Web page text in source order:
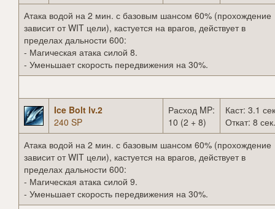
Атака водой на 2 мин. с базовым шансом 60% (прохождение
зависит от WIT цели), кастуется на врагов, действует в
пределах дальности 600:
- Магическая атака силой 8.
- Уменьшает скорость передвижения на 30%.
Ice Bolt lv.2
240 SP
Расход MP:
10 (2 + 8)
Каст: 3.1
Откат: 8 сек.
Атака водой на 2 мин. с базовым шансом 60% (прохождение
зависит от WIT цели), кастуется на врагов, действует в
пределах дальности 600:
- Магическая атака силой 9.
- Уменьшает скорость передвижения на 30%.